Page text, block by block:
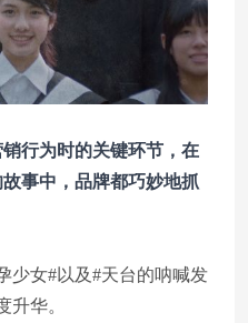
行为时的关键环节，在
事中，品牌都巧妙地抓
少女#以及#天台的呐喊发
升华。